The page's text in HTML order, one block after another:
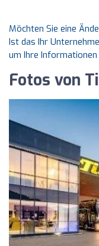
Möchten Sie eine
Ist das Ihr
um Ihre
Fotos von